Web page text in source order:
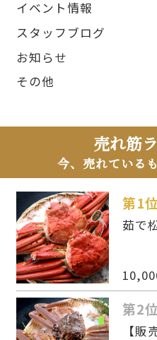
イベント情報
スタッフブログ
お知らせ
その他
売れ筋
今、売れている
第1位
茹で
第2位
【